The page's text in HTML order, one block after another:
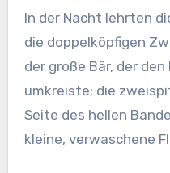
In der Nacht lehrten
die doppelköpfigen
der große Bär, der
umkreiste; die
Seite des hellen
kleine, verwaschene